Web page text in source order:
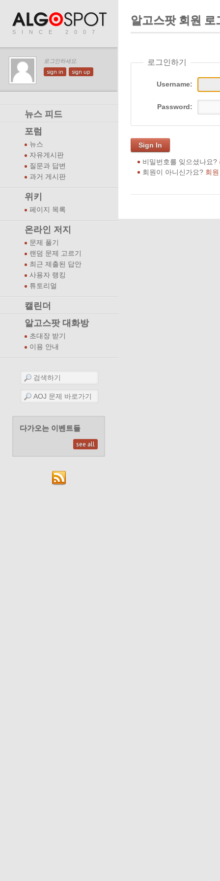
SINCE 2007
로그인하세요.
sign in sign up
뉴스 피드
포럼
뉴스
자유게시판
질문과 답변
과거 게시판
위키
페이지 목록
온라인 저지
문제 풀기
랜덤 문제 고르기
최근 제출된 답안
사용자 랭킹
튜토리얼
캘린더
알고스팟 대화방
초대장 받기
이용 안내
다가오는 이벤트들
see all
알고스팟 회원 로
로그인하기
Username:
Password:
Sign In
비밀번호를 잊으셨나요?
회원이 아니신가요? 회